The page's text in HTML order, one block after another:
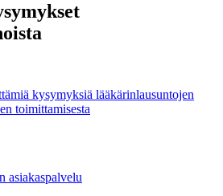
kysymyksiä lääkärinlausuntojen
toimittamisesta
asiakaspalvelu